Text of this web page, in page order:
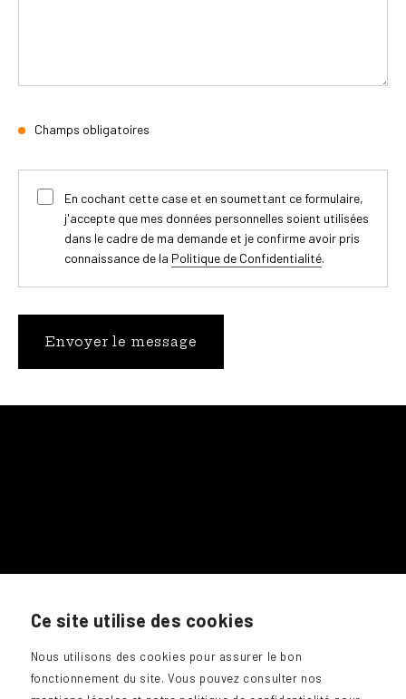
Champs obligatoires
En cochant cette case et en soumettant ce formulaire,
j'accepte que mes données personnelles soient utilisées
dans le cadre de ma demande et je confirme avoir pris
connaissance de la Politique de Confidentialité.
giotrottadesign@gmail.com
Ce site utilise des cookies
Nous utilisons des cookies pour assurer le bon
fonctionnement du site. Vous pouvez consulter nos